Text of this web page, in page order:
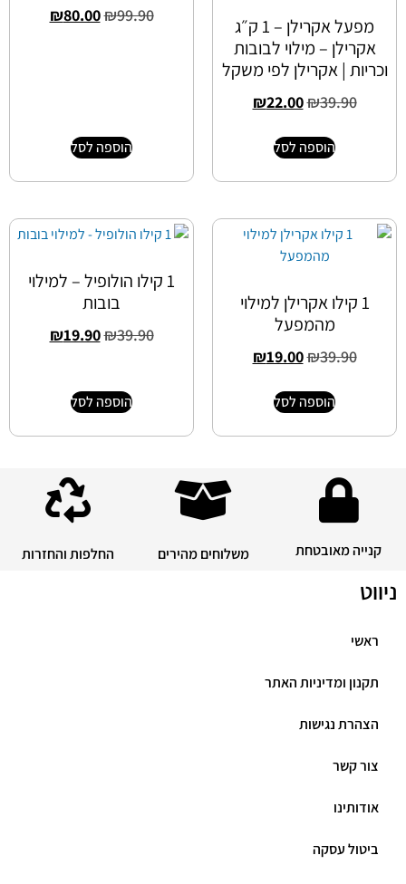
מפעל אקרילן – 1 ק״ג
אקרילן – מילוי לבובות
וכריות | אקרילן לפי משקל
₪39.90
₪22.00
הוספה לסל
₪99.90
₪80.00
הוספה לסל
1 קילו אקרילן למילוי
מהמפעל
₪39.90
₪19.00
הוספה לסל
1 קילו הולופיל – למילוי
בובות
₪39.90
₪19.90
הוספה לסל
קנייה מאובטחת משלוחים מהירים החלפות והחזרות
ניווט
ראשי
תקנון ומדיניות האתר
הצהרת נגישות
צור קשר
אודותינו
ביטול עסקה